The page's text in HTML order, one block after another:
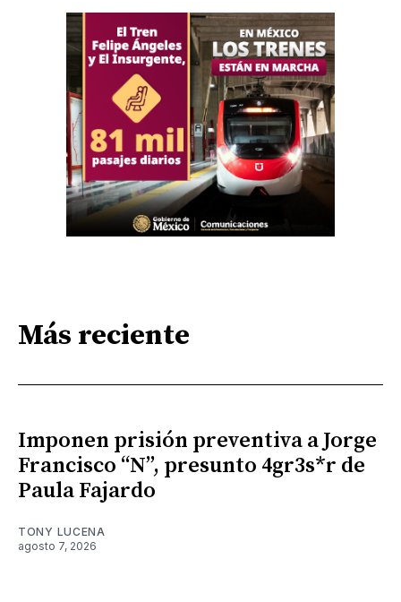
Más reciente
Imponen prisión preventiva a Jorge
Francisco “N”, presunto 4gr3s*r de
Paula Fajardo
TONY LUCENA
agosto 7, 2026